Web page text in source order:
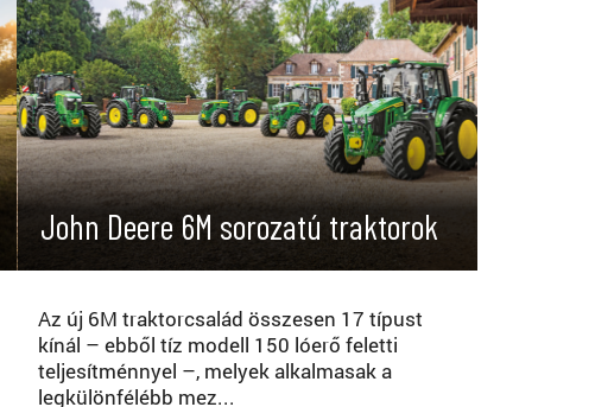
John Deere 6M sorozatú traktorok
Az új 6M traktorcsalád összesen 17 típust
kínál – ebből tíz modell 150 lóerő feletti
teljesítménnyel –, melyek alkalmasak a
legkülönfélébb mez...